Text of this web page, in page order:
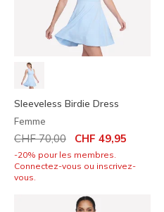
Sleeveless Birdie Dress
Femme
Prix réduit de
CHF 70,00 CHF 49,95
-20% pour les membres.
Connectez-vous ou inscrivez-
vous.